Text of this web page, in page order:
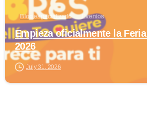
Blog especializado Eventos
Empieza oficialmente la
2026
July 31, 2026